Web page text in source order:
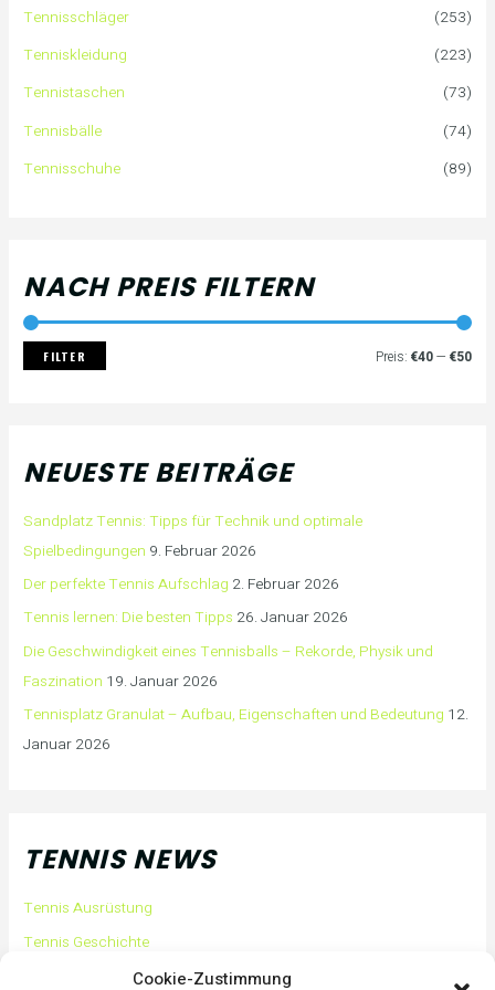
Cookie-Zustimmung
n
a
c
h
Tennisschläger
(253)
Tenniskleidung
(223)
Tennistaschen
(73)
Tennisbälle
(74)
Tennisschuhe
(89)
NACH PREIS FILTERN
e
i
s
e
i
s
FILTER Preis: €40— €50
NEUESTE BEITRÄGE
Sandplatz Tennis: Tipps für Technik und optimale
Spielbedingungen 9. Februar 2026
Der perfekte Tennis Aufschlag 2. Februar 2026
Tennis lernen: Die besten Tipps 26. Januar 2026
Die Geschwindigkeit eines Tennisballs – Rekorde, Physik und
Faszination 19. Januar 2026
Tennisplatz Granulat – Aufbau, Eigenschaften und Bedeutung 12.
Januar 2026
TENNIS NEWS
Tennis Ausrüstung
Tennis Geschichte
Tennis Tipps und Tricks